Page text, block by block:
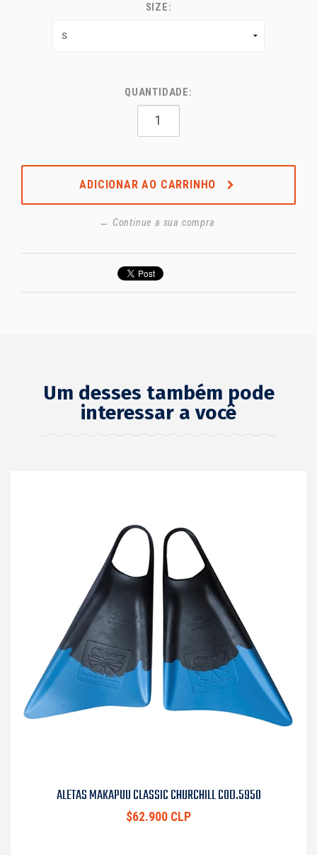
SIZE:
QUANTIDADE:
ADICIONAR AO CARRINHO
← Continue a sua compra
Um desses também pode
interessar a você
ALETAS MAKAPUU CLASSIC CHURCHILL COD.5950
$62.900 CLP